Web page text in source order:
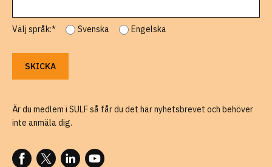
Välj språk:* Svenska Engelska
Är du medlem i SULF så får du det här nyhetsbrevet och behöver
inte anmäla dig.
FÖLJ OSS PÅ FACEBOOK
FÖLJ OSS PÅ X
FÖLJ OSS PÅ LINKEDIN
FÖLJ OSS PÅ YOUTUBE